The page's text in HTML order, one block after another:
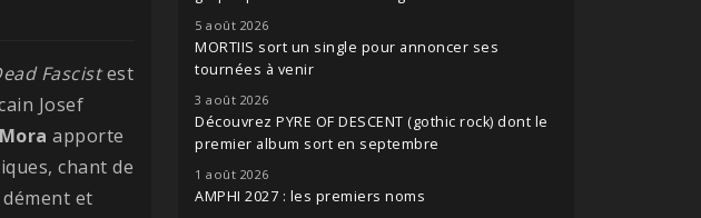
Fascistest
Josef
Mora apporte
chant de
et
5 août 2026
MORTIIS sort un single pour annoncer ses
tournées à venir
3 août 2026
Découvrez PYRE OF DESCENT (gothic rock) dont le
premier album sort en septembre
1 août 2026
AMPHI 2027 : les premiers noms